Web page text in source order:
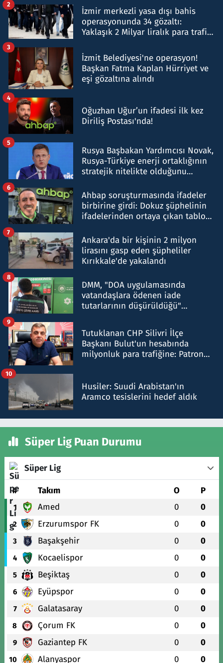
İzmir merkezli yasa dışı bahis
operasyonunda 34 gözaltı:
Yaklaşık 2 Milyar liralık para trafiği
2
İzmit Belediyesi'ne operasyon!
Başkan Fatma Kaplan Hürriyet ve
eşi gözaltına alındı
3
Oğuzhan Uğur’un ifadesi ilk kez
Diriliş Postası'nda!
4
Rusya Başbakan Yardımcısı Novak,
Rusya-Türkiye enerji ortaklığının
stratejik nitelikte olduğunu
5
Ahbap soruşturmasında ifadeler
birbirine girdi: Dokuz şüphelinin
ifadelerinden ortaya çıkan tablo
6
Ankara'da bir kişinin 2 milyon
lirasını gasp eden şüpheliler
Kırıkkale'de yakalandı
7
DMM, "DOA uygulamasında
vatandaşlara ödenen iade
tutarlarının düşürüldüğü"
8
Tutuklanan CHP Silivri İlçe
Başkanı Bulut'un hesabında
milyonluk para trafiğine: Patron
9
Husiler: Suudi Arabistan'ın
Aramco tesislerini hedef aldık
10
Süper Lig Puan Durumu
Süper Lig
# Takım O P
1 Amed 0 0
2 Erzurumspor FK 0 0
3 Başakşehir 0 0
4 Kocaelispor 0 0
5 Beşiktaş 0 0
6 Eyüpspor 0 0
7 Galatasaray 0 0
8 Çorum FK 0 0
9 Gaziantep FK 0 0
10 Alanyaspor 0 0